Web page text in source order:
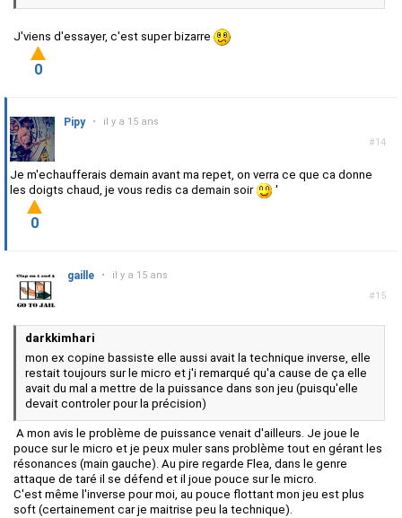
J'viens d'essayer, c'est super bizarre
0
#14
Pipy • il y a 15 ans
Je m'echaufferais demain avant ma repet, on verra ce que ca donne
les doigts chaud, je vous redis ca demain soir
'
0
#15
gaille • il y a 15 ans
darkkimhari
mon ex copine bassiste elle aussi avait la technique inverse, elle
restait toujours sur le micro et j'i remarqué qu'a cause de ça elle
avait du mal a mettre de la puissance dans son jeu (puisqu'elle
devait controler pour la précision)
A mon avis le problème de puissance venait d'ailleurs. Je joue le
pouce sur le micro et je peux muler sans problème tout en gérant les
résonances (main gauche). Au pire regarde Flea, dans le genre
attaque de taré il se défend et il joue pouce sur le micro.
C'est même l'inverse pour moi, au pouce flottant mon jeu est plus
soft (certainement car je maitrise peu la technique).